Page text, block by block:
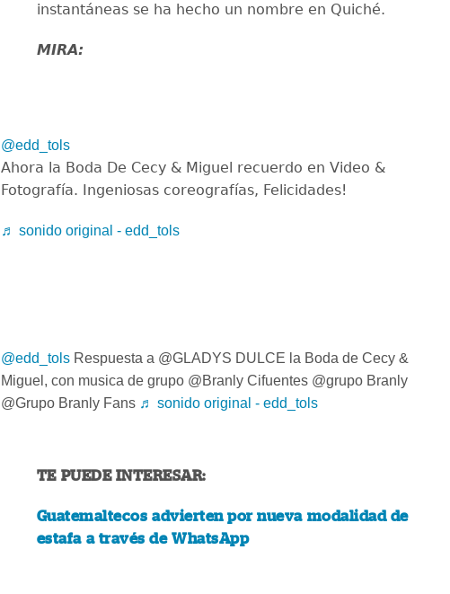
instantáneas se ha hecho un nombre en Quiché.
MIRA:
@edd_tols
Ahora la Boda De Cecy & Miguel recuerdo en Video &
Fotografía. Ingeniosas coreografías, Felicidades!
♬ sonido original - edd_tols
@edd_tols Respuesta a @GLADYS DULCE la Boda de Cecy &
Miguel, con musica de grupo @Branly Cifuentes @grupo Branly
@Grupo Branly Fans ♬ sonido original - edd_tols
TE PUEDE INTERESAR:
Guatemaltecos advierten por nueva modalidad de
estafa a través de WhatsApp